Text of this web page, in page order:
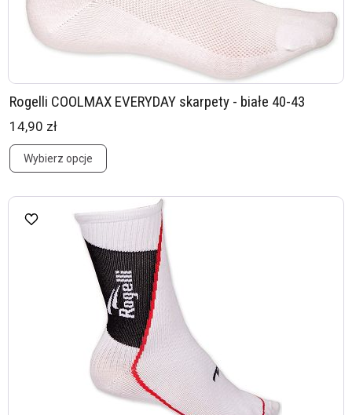
Rogelli COOLMAX EVERYDAY skarpety - białe 40-43
14,90 zł
Wybierz opcje